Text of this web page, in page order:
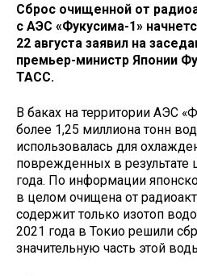
Сброс очищенной от
с АЭС «Фукусима-1»
22 августа заявил на
премьер-министр Японии
ТАСС.
В баках на территории АЭС
более 1,25 миллиона тонн
использовалась для
поврежденных в результате
года. По информации
в целом очищена от
содержит только изотоп
2021 года в Токио решили
значительную часть этой